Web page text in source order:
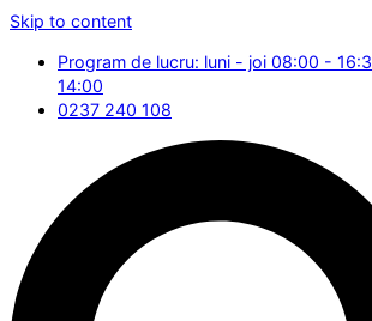
Skip to content
Program de lucru: luni - joi 08:00 -
14:00
0237 240 108